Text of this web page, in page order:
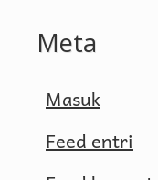
Meta
Masuk
Feed entri